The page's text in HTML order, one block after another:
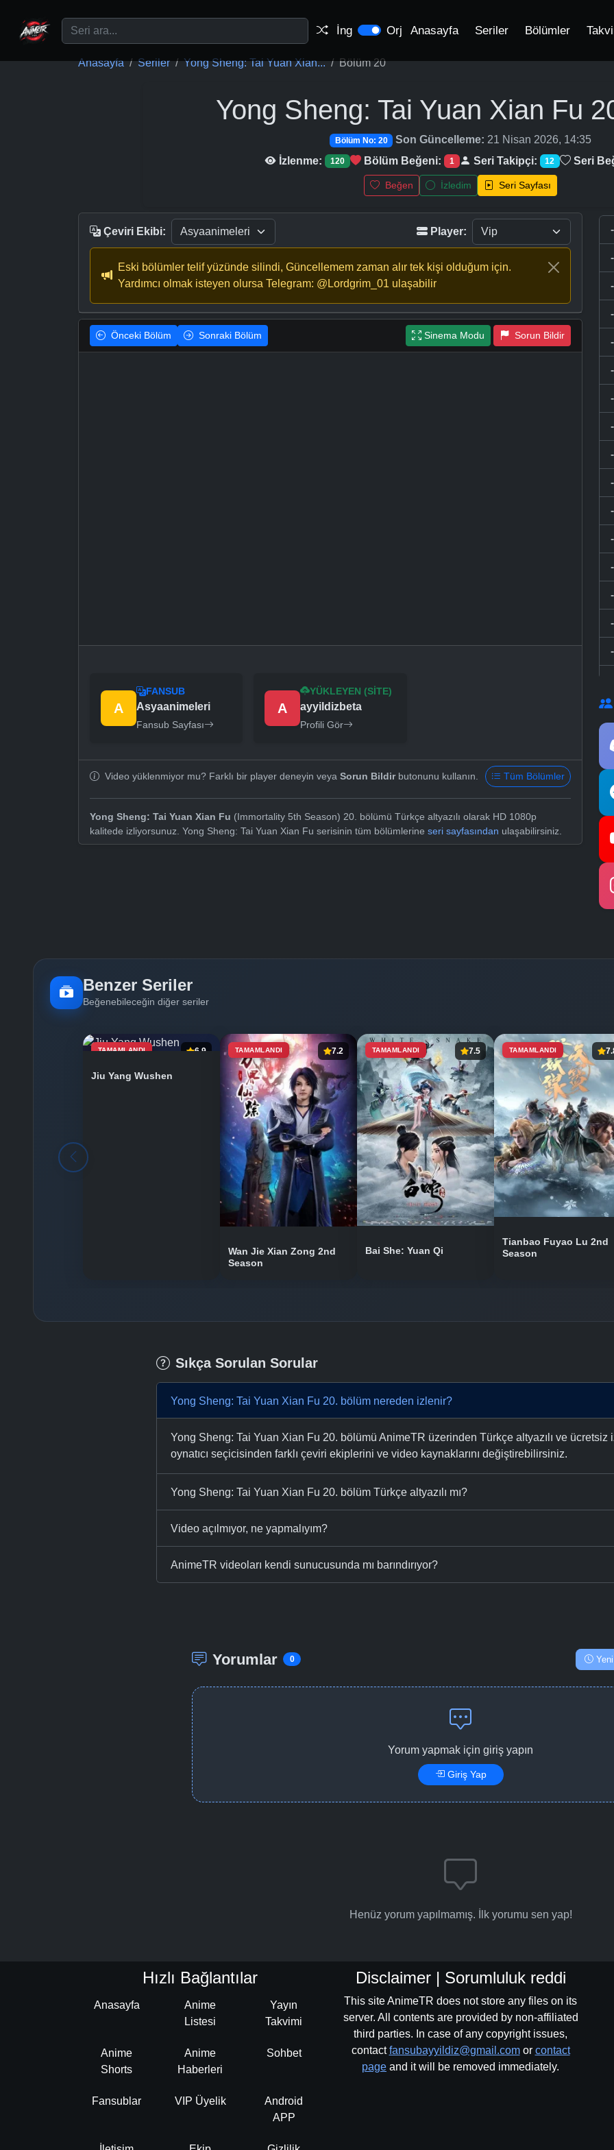
İng Orj Anasayfa Seriler Bölümler
Anasayfa Seriler Yong Sheng: Tai Yuan Xian... Bölüm 20
Yong Sheng: Tai Yuan Xian Fu
Bölüm No: 20 Son Güncelleme: 21 Nisan 2026, 14:35
İzlenme:
120 Bölüm Beğeni: 1 Seri Takipçi: 12 Seri
Beğen İzledim Seri Sayfası
Çeviri Ekibi: Player:
Eski bölümler telif yüzünde silindi, Güncellemem zaman alır tek kişi olduğum için.
Yardımcı olmak isteyen olursa Telegram: @Lordgrim_01 ulaşabilir
Önceki Bölüm Sonraki Bölüm Sinema Modu Sorun Bildir
A
FANSUB
Asyaanimeleri
Fansub Sayfası
A
YÜKLEYEN (SITE)
ayyildizbeta
Profili Gör
Video yüklenmiyor mu? Farklı bir player deneyin veya Sorun Bildirbutonunu kullanın. Tüm Bölümler
Yong Sheng: Tai Yuan Xian Fu (Immortality 5th Season) 20. bölümü Türkçe altyazılı olarak HD 1080p
kalitede izliyorsunuz. Yong Sheng: Tai Yuan Xian Fu serisinin tüm bölümlerine seri sayfasından ulaşabilirsiniz.
-
-
-
-
-
-
-
-
-
-
-
-
-
-
-
-
-
Benzer Seriler
Beğenebileceğin diğer seriler
TAMAMLANDI 6.9
Jiu Yang Wushen
TAMAMLANDI 7.2
Wan Jie Xian Zong 2nd
Season
TAMAMLANDI 7.5
Bai She: Yuan Qi
TAMAMLANDI
Tianbao Fuyao Lu 2nd
Season
Sıkça Sorulan Sorular
Yong Sheng: Tai Yuan Xian Fu 20. bölüm nereden izlenir?
Yong Sheng: Tai Yuan Xian Fu 20. bölümü AnimeTR üzerinden Türkçe altyazılı ve
oynatıcı seçicisinden farklı çeviri ekiplerini ve video kaynaklarını değiştirebilirsiniz.
Yong Sheng: Tai Yuan Xian Fu 20. bölüm Türkçe altyazılı mı?
Video açılmıyor, ne yapmalıyım?
AnimeTR videoları kendi sunucusunda mı barındırıyor?
Yorumlar 0 Yeni
Yorum yapmak için giriş yapın
Giriş Yap
Henüz yorum yapılmamış. İlk yorumu sen yap!
Hızlı Bağlantılar
Anasayfa
Anime
Listesi
Yayın
Takvimi
Anime
Shorts
Anime
Haberleri
Sohbet
Fansublar VIP Üyelik
Android
APP
Disclaimer | Sorumluluk reddi
This site AnimeTR does not store any files on its
server. All contents are provided by non-affiliated
third parties. In case of any copyright issues,
contactfansubayyildiz@gmail.comor contact
page and it will be removed immediately.